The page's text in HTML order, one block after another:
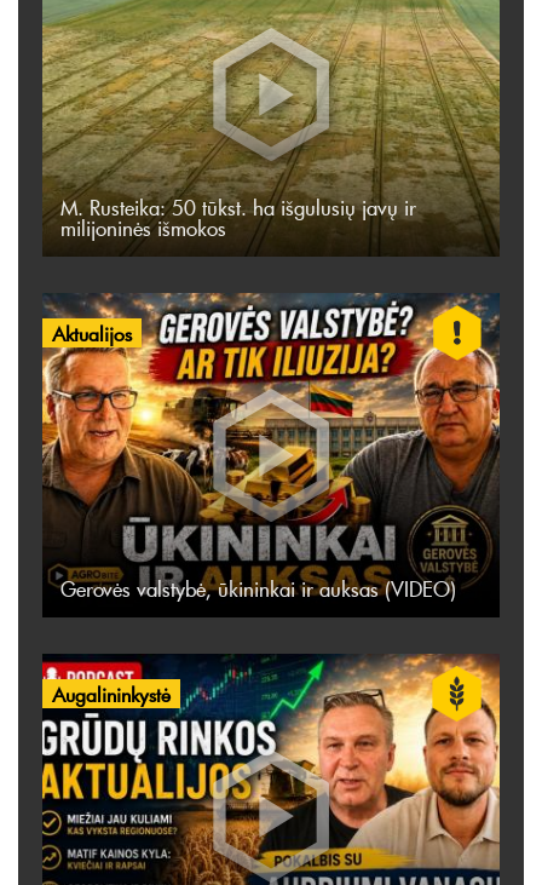
M. Rusteika: 50 tūkst. ha išgulusių javų ir
milijoninės išmokos
Aktualijos
Gerovės valstybė, ūkininkai ir auksas (VIDEO)
Augalininkystė